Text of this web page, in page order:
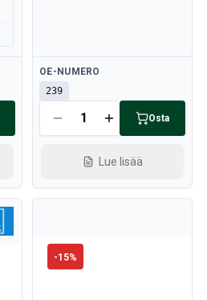
Saatavilla
OE-NUMERO
239
Osta
Lue lisää
-15%